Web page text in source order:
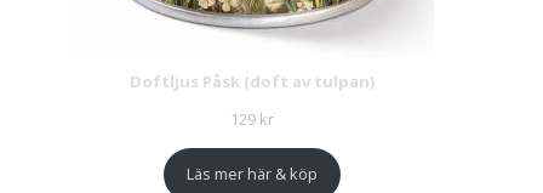
Doftljus Påsk (doft av tulpan)
129 kr
Läs mer här & köp